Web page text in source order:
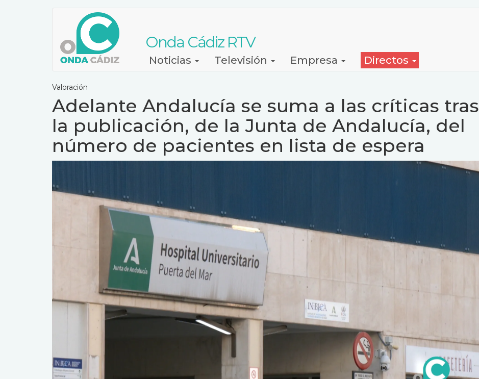
Onda Cádiz RTV
NavegaciónNoticias Televisión Empresa Directos
Valoración
Adelante Andalucía se suma a las críticas tras
la publicación, de la Junta de Andalucía, del
número de pacientes en lista de espera